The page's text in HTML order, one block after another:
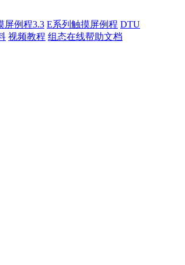
屏例程3.3 E系列触摸屏例程 DTU
视频教程 组态在线帮助文档